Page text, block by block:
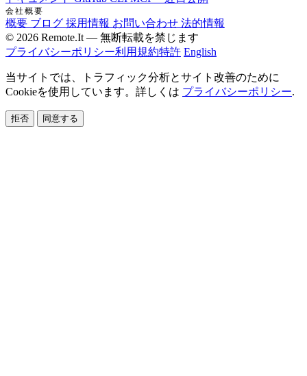
会社概要
概要 ブログ 採用情報 お問い合わせ 法的情報
© 2026 Remote.It — 無断転載を禁じます
プライバシーポリシー利用規約特許 English
当サイトでは、トラフィック分析とサイト改善のために
Cookieを使用しています。詳しくは プライバシーポリシー.
拒否 同意する